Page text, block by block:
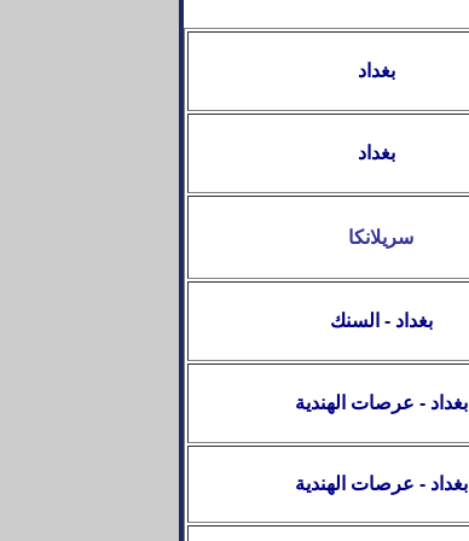
بغداد
بغداد
سريلانكا
بغداد - السنك
بغداد - عرصات الهندية
بغداد - عرصات الهندية